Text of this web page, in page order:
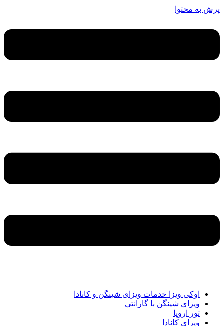
پرش به محتوا
اوکی ویزا خدمات ویزای شینگن و کانادا
ویزای شینگن با گارانتی
تور اروپا
ویزای کانادا